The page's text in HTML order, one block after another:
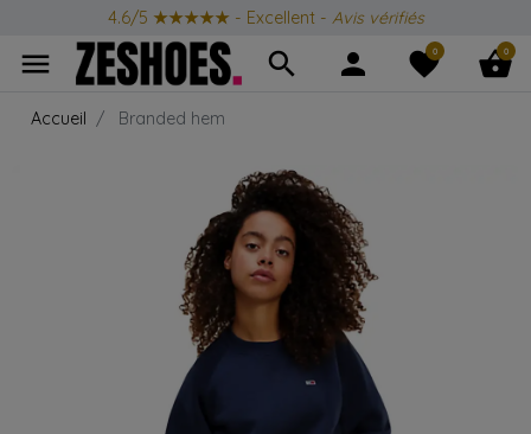
4.6/5 ★★★★★ - Excellent - Avis vérifiés
menu search person favorite
0 shopping_basket
0
Accueil Branded hem